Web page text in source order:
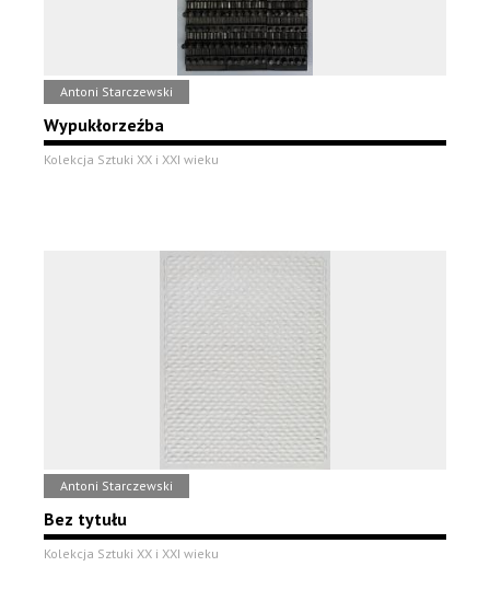
Antoni Starczewski
Wypukłorzeźba
Kolekcja Sztuki XX i XXI wieku
Antoni Starczewski
Bez tytułu
Kolekcja Sztuki XX i XXI wieku